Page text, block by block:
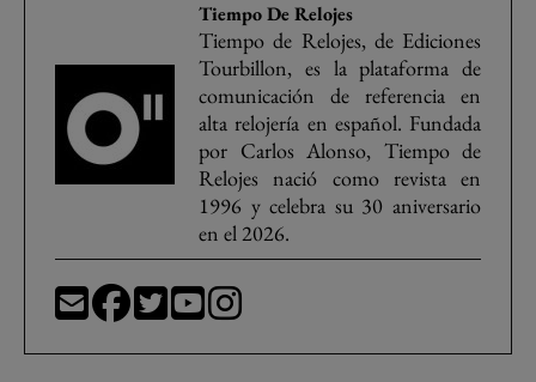
Tiempo De Relojes
Tiempo de Relojes, de Ediciones
Tourbillon, es la plataforma de
comunicación de referencia en
alta relojería en español. Fundada
por Carlos Alonso, Tiempo de
Relojes nació como revista en
1996 y celebra su 30 aniversario
en el 2026.